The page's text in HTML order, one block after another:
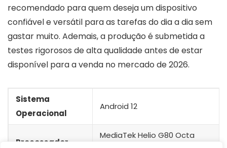
recomendado para quem deseja um dispositivo
confiável e versátil para as tarefas do dia a dia sem
gastar muito. Ademais, a produção é submetida a
testes rigorosos de alta qualidade antes de estar
disponível para a venda no mercado de 2026.
Sistema
Operacional
Android 12
Processador
MediaTek Helio G80 Octa